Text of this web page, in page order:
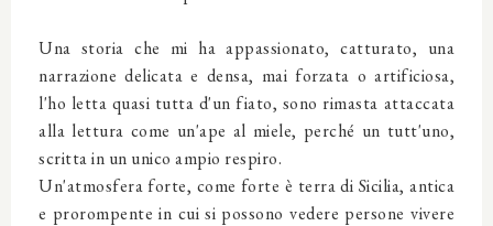
Una storia che mi ha appassionato, catturato, una
narrazione delicata e densa, mai forzata o artificiosa,
l'ho letta quasi tutta d'un fiato, sono rimasta attaccata
alla lettura come un'ape al miele, perché un tutt'uno,
scritta in un unico ampio respiro.
Un'atmosfera forte, come forte è terra di Sicilia, antica
e prorompente in cui si possono vedere persone vivere